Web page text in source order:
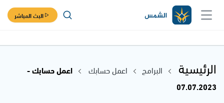
البث المباشر
الرئيسية البرامج اعمل حسابك
اعمل حسابك -
07.07.2023